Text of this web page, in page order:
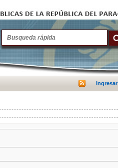
Ingresar